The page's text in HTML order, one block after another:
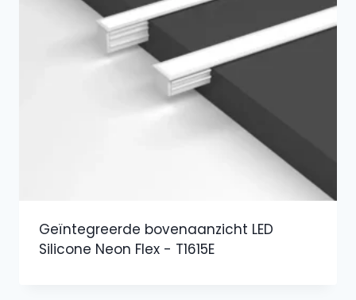
Geïntegreerde bovenaanzicht LED
Silicone Neon Flex - T1615E